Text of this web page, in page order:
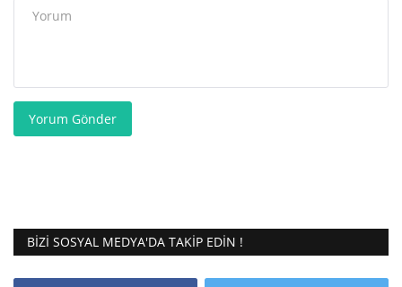
Yorum Gönder
BIZI SOSYAL MEDYA'DA TAKIP EDIN !